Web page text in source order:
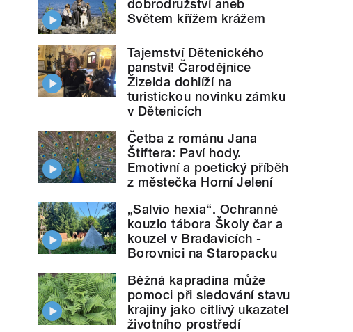
dobrodružství aneb
Světem křížem krážem
Tajemství Dětenického
panství! Čarodějnice
Žizelda dohlíží na
turistickou novinku zámku
v Dětenicích
Četba z románu Jana
Štiftera: Paví hody.
Emotivní a poetický příběh
z městečka Horní Jelení
„Salvio hexia“. Ochranné
kouzlo tábora Školy čar a
kouzel v Bradavicích -
Borovnici na Staropacku
Běžná kapradina může
pomoci při sledování stavu
krajiny jako citlivý ukazatel
životního prostředí